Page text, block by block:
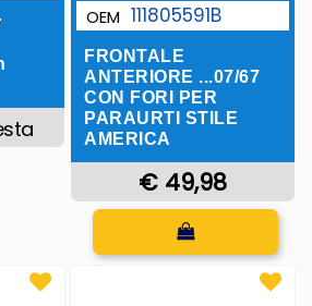
OEM 111805591B
FRONTALE
ANTERIORE ...07/67
CON FORI PER
PARAURTI STILE
AMERICA
€ 49,98
Quantità